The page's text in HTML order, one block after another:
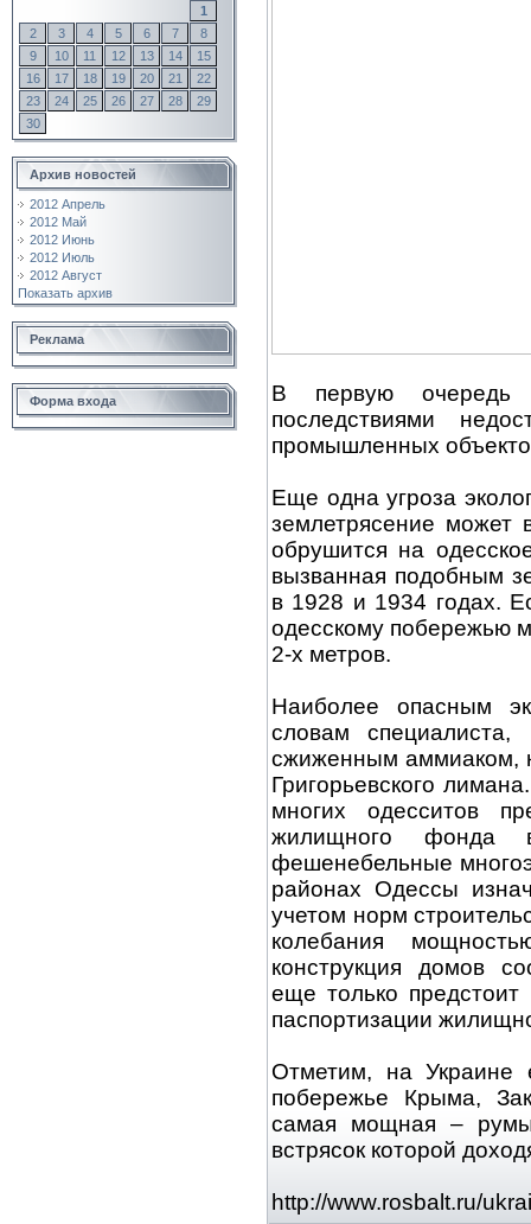
1
2
3 4 5 6 7
8
9
10 11 12 13 14
15
16
17 18 19 20 21
22
23
24 25 26 27 28
29
30
Архив новостей
2012 Апрель
2012 Май
2012 Июнь
2012 Июль
2012 Август
Показать архив
Реклама
Форма входа
В первую очередь
последствиями
промышленных
Еще одна угроза
землетрясение может
обрушится на
вызванная подобным
в 1928 и 1934 годах.
одесскому побережью
2-х метров.
Наиболее опасным
словам
сжиженным аммиаком,
Григорьевского
многих одесситов
жилищного фонда
фешенебельные
районах Одессы
учетом норм
колебания
конструкция домов
еще только
паспортизации
Отметим, на Украине
побережье Крыма,
самая мощная –
встрясок которой
http://www.rosbalt.ru/